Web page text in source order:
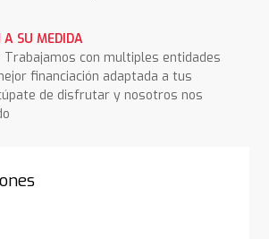
SU MEDIDA
Trabajamos con multiples entidades
financiación adaptada a tus
de disfrutar y nosotros nos